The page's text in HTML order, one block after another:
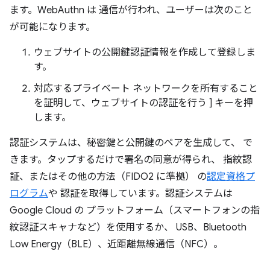
ます。WebAuthn は 通信が行われ、ユーザーは次のこと
が可能になります。
ウェブサイトの公開鍵認証情報を作成して登録しま
す。
対応するプライベート ネットワークを所有すること
を証明して、ウェブサイトの認証を行う ] キーを押
します。
認証システムは、秘密鍵と公開鍵のペアを生成して、 で
きます。タップするだけで署名の同意が得られ、 指紋認
証、またはその他の方法（FIDO2 に準拠） の認定資格プ
ログラムや 認証を取得しています。認証システムは
Google Cloud の プラットフォーム（スマートフォンの指
紋認証スキャナなど）を使用するか、 USB、Bluetooth
Low Energy（BLE）、近距離無線通信（NFC）。